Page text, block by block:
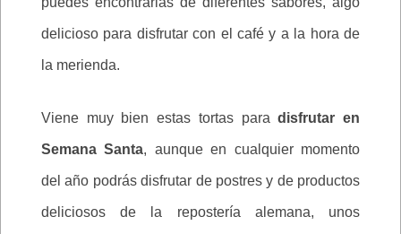
delicioso para disfrutar con el café y a la hora de
la merienda.
Viene muy bien estas tortas para disfrutar en
Semana Santa, aunque en cualquier momento
del año podrás disfrutar de postres y de productos
deliciosos de la repostería alemana, unos